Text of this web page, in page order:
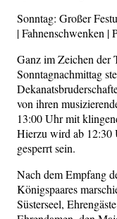
Sonntag: Großer
| Fahnenschwenken |
Ganz im Zeichen der
Sonntagnachmittag
von ihren
13:00 Uhr mit
Hierzu wird ab 12:30
gesperrt sein.
Nach dem Empfang
Königspaares
Süsterseel,